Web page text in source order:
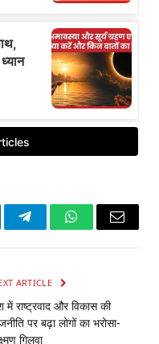
TelegramWhatsApp
Email
ARTICLE
में राष्ट्रवाद और विकास की
पर बढ़ा लोगों का भरोसा-
गिलुवा